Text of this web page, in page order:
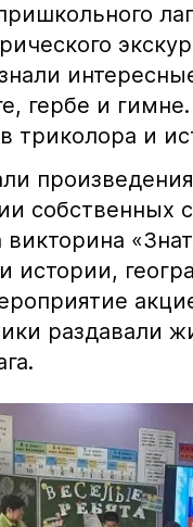
гербе и
триколора и
собственных
викторина
истории,
раздавали